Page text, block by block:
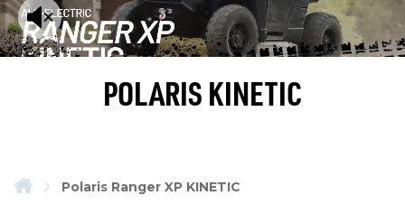
POLARIS KINETIC
Polaris Ranger XP KINETIC